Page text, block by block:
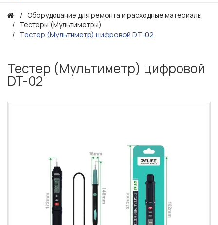
Оборудование для ремонта и расходные материалы
Тестеры (Мультиметры)
Тестер (Мультиметр) цифровой DT-02
Тестер (Мультиметр) цифровой
DT-02